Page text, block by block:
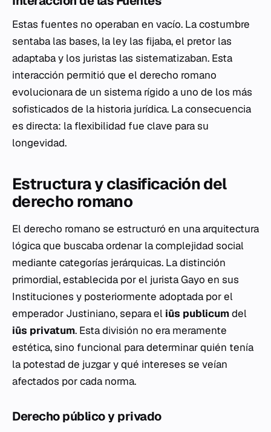
Estas fuentes no operaban en vacío. La costumbre
sentaba las bases, la ley las fijaba, el pretor las
adaptaba y los juristas las sistematizaban. Esta
interacción permitió que el derecho romano
evolucionara de un sistema rígido a uno de los más
sofisticados de la historia jurídica. La consecuencia
es directa: la flexibilidad fue clave para su
longevidad.
Estructura y clasificación del
derecho romano
El derecho romano se estructuró en una arquitectura
lógica que buscaba ordenar la complejidad social
mediante categorías jerárquicas. La distinción
primordial, establecida por el jurista Gayo en sus
Instituciones y posteriormente adoptada por el
emperador Justiniano, separa el iūs publicumdel
iūs privatum. Esta división no era meramente
estética, sino funcional para determinar quién tenía
la potestad de juzgar y qué intereses se veían
afectados por cada norma.
Derecho público y privado